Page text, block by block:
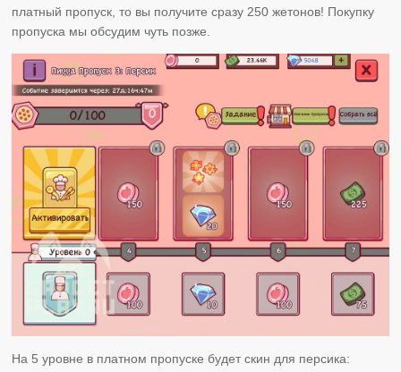
платный пропуск, то вы получите сразу 250 жетонов! Покупку
пропуска мы обсудим чуть позже.
На 5 уровне в платном пропуске будет скин для персика: